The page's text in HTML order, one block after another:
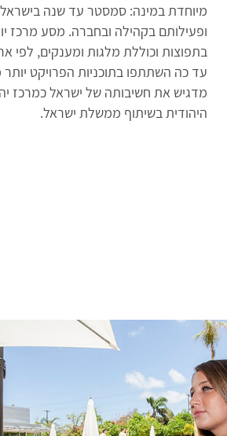
מיוחדת במינה: סמסטר עד שנה
בתפוצות וכוללת מלגות ומענקים,
מדגיש את חשיבותה של ישראל כמרכז
היהודית בשיתוף ממשלת ישראל.